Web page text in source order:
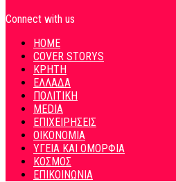
Connect with us
HOME
COVER STORYS
ΚΡΗΤΗ
ΕΛΛΑΔΑ
ΠΟΛΙΤΙΚΗ
MEDIA
ΕΠΙΧΕΙΡΗΣΕΙΣ
ΟΙΚΟΝΟΜΙΑ
ΥΓΕΙΑ ΚΑΙ ΟΜΟΡΦΙΑ
ΚΟΣΜΟΣ
ΕΠΙΚΟΙΝΩΝΙΑ